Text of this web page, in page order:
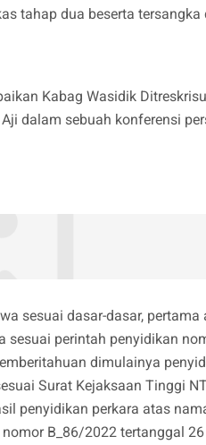
tahap dua beserta
Kabag Wasidik
dalam sebuah konferensi
sesuai dasar-dasar,
sesuai perintah penyidikan
dimulainya
Surat Kejaksaan Tinggi
penyidikan perkara atas
B_86/2022 tertanggal